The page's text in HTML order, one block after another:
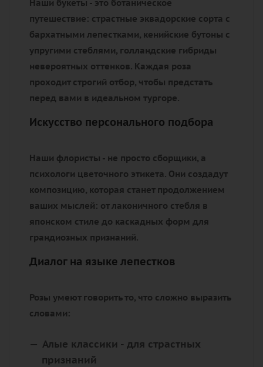
Наши букеты - это ботаническое
путешествие: страстные эквадорские сорта с
бархатными лепестками, кенийские бутоны с
упругими стеблями, голландские гибриды
невероятных оттенков. Каждая роза
проходит строгий отбор, чтобы предстать
перед вами в идеальном тургоре.
Искусство персонального подбора
Наши флористы - не просто сборщики, а
психологи цветочного этикета. Они создадут
композицию, которая станет продолжением
ваших мыслей: от лаконичного стебля в
японском стиле до каскадных форм для
грандиозных признаний.
Диалог на языке лепестков
Розы умеют говорить то, что сложно выразить
словами:
Алые классики - для страстных
признаний